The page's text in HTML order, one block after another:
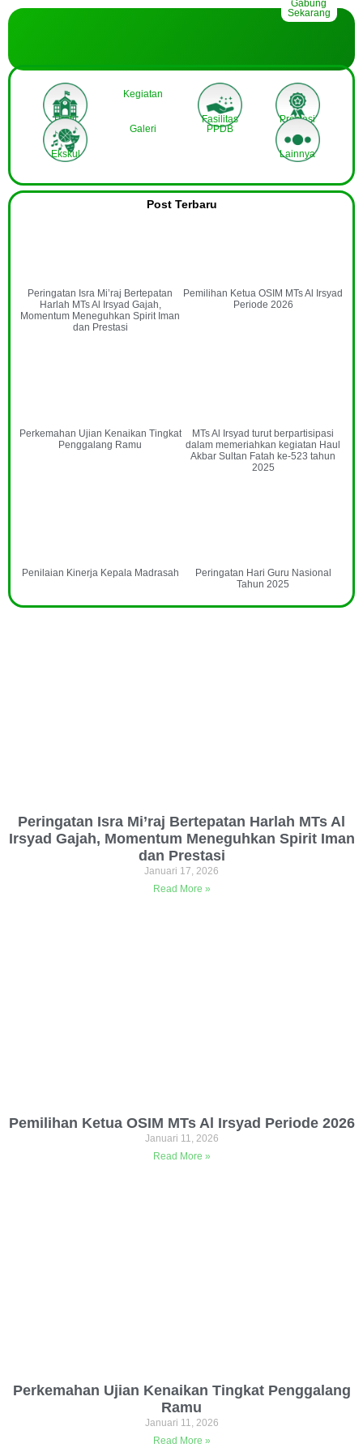
Gabung
Sekarang
Profil
Kegiatan
Fasilitas Prestasi
Ekskul
Galeri PPDB
Lainnya
Post Terbaru
Peringatan Isra Mi’raj Bertepatan
Harlah MTs Al Irsyad Gajah,
Momentum Meneguhkan Spirit Iman
dan Prestasi
Pemilihan Ketua OSIM MTs Al Irsyad
Periode 2026
Perkemahan Ujian Kenaikan Tingkat
Penggalang Ramu
MTs Al Irsyad turut berpartisipasi
dalam memeriahkan kegiatan Haul
Akbar Sultan Fatah ke-523 tahun
2025
Penilaian Kinerja Kepala Madrasah
Peringatan Hari Guru Nasional
Tahun 2025
Peringatan Isra Mi’raj Bertepatan Harlah MTs Al
Irsyad Gajah, Momentum Meneguhkan Spirit Iman
dan Prestasi
Januari 17, 2026
Read More »
Pemilihan Ketua OSIM MTs Al Irsyad Periode 2026
Januari 11, 2026
Read More »
Perkemahan Ujian Kenaikan Tingkat Penggalang
Ramu
Januari 11, 2026
Read More »